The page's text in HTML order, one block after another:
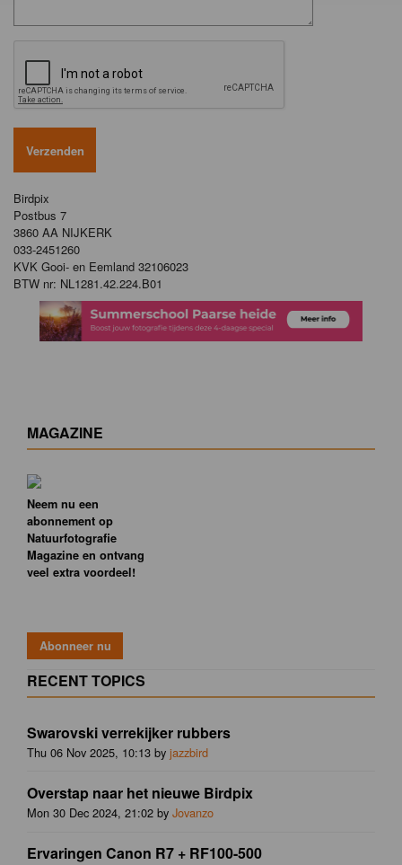
Birdpix
Postbus 7
3860 AA NIJKERK
033-2451260
KVK Gooi- en Eemland 32106023
BTW nr: NL1281.42.224.B01
MAGAZINE
Neem nu een
abonnement op
Natuurfotografie
Magazine en ontvang
veel extra voordeel!
RECENT TOPICS
Swarovski verrekijker rubbers
Thu 06 Nov 2025, 10:13 by jazzbird
Overstap naar het nieuwe Birdpix
Mon 30 Dec 2024, 21:02 by Jovanzo
Ervaringen Canon R7 + RF100-500